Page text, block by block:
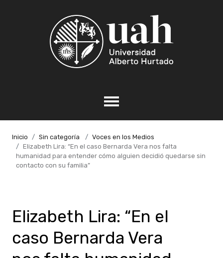
Inicio Sin categoría
Voces en los Medios
Elizabeth Lira: “En el caso Bernarda Vera nos falta
humanidad para entender cómo alguien decidió quedarse sin
contacto con su familia”
Elizabeth Lira: “En el
caso Bernarda Vera